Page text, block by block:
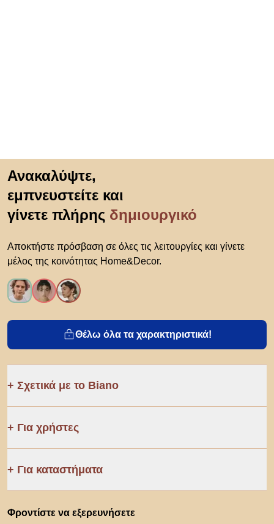
Ανακαλύψτε,
εμπνευστείτε και
γίνετε πλήρης δημιουργικό
Αποκτήστε πρόσβαση σε όλες τις λειτουργίες και γίνετε
μέλος της κοινότητας Home&Decor.
Θέλω όλα τα χαρακτηριστικά!
Σχετικά με το Biano
Για χρήστες
Για καταστήματα
Φροντίστε να εξερευνήσετε